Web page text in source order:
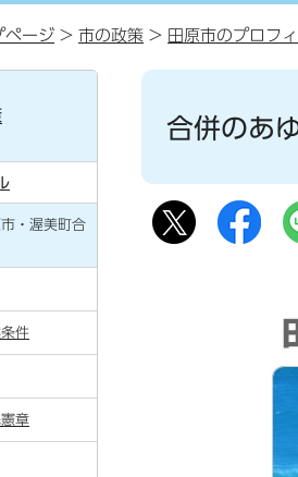
ページ > 市の政策 > 田原市のプロフ
合併のあ
・渥美町合
件
章